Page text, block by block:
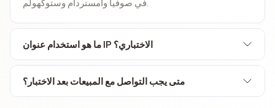
ما هو استخدام عنوان IP الاختباري؟
متى يجب التواصل مع المبيعات بعد الاختبار؟